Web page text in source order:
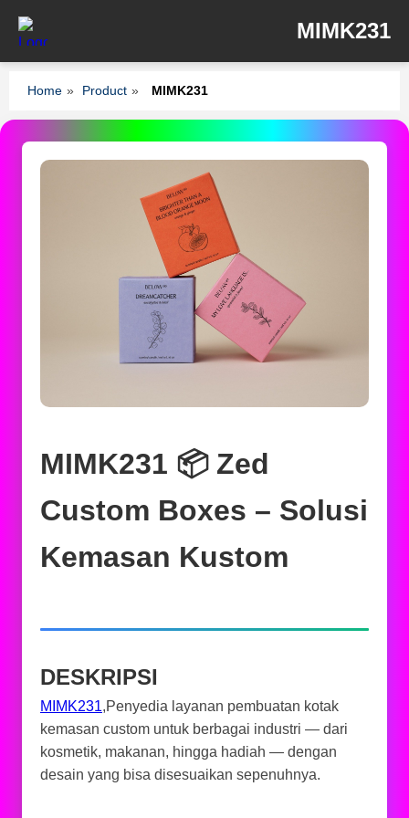
MIMK231
Home » Product » MIMK231
MIMK231 📦 Zed
Custom Boxes – Solusi
Kemasan Kustom
DESKRIPSI
MIMK231,Penyedia layanan pembuatan kotak
kemasan custom untuk berbagai industri — dari
kosmetik, makanan, hingga hadiah — dengan
desain yang bisa disesuaikan sepenuhnya.